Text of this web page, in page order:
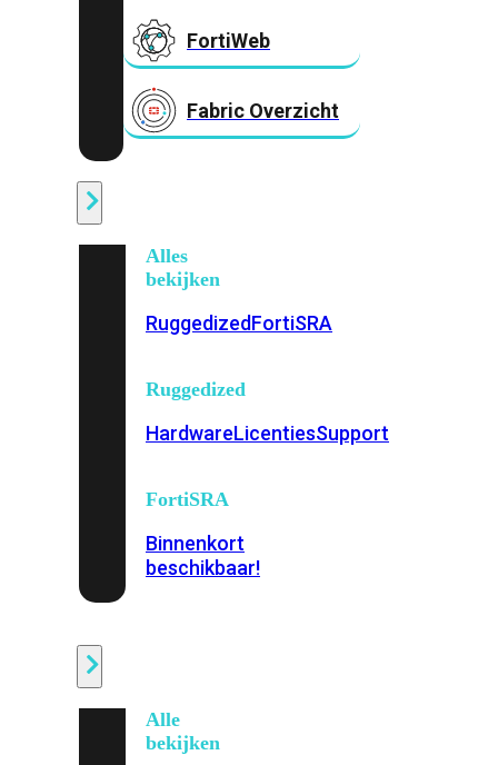
FortiWeb
Fabric Overzicht
Alles
bekijken
RuggedizedFortiSRA
Ruggedized
HardwareLicentiesSupport
FortiSRA
Binnenkort
beschikbaar!
Alle
bekijken